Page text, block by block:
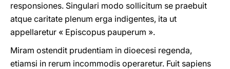
responsiones. Singulari modo sollicitum se praebuit
atque caritate plenum erga indigentes, ita ut
appellaretur « Episcopus pauperum ».
Miram ostendit prudentiam in dioecesi regenda,
etiamsi in rerum incommodis operaretur. Fuit sapiens